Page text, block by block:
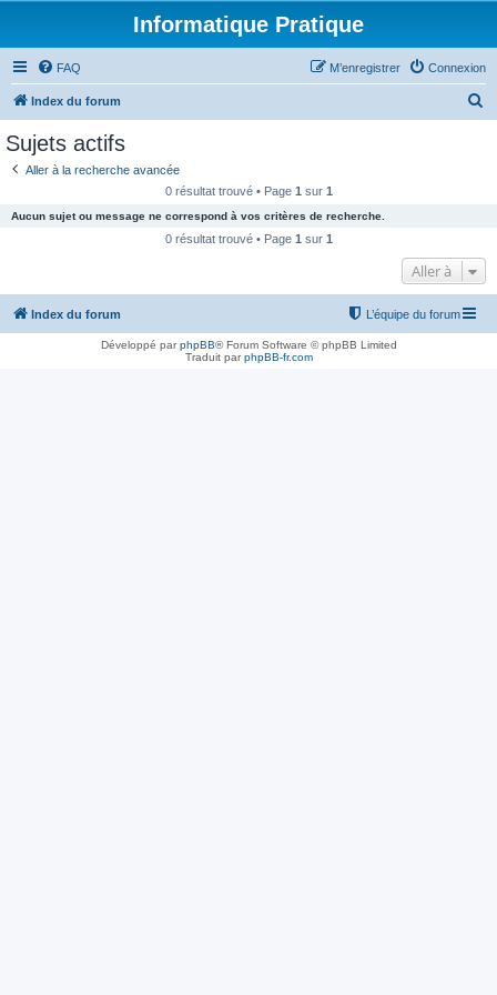
Informatique Pratique
FAQ Connexion
M’enregistrer
Index du forum
c
h
Sujets actifs
Aller à la recherche avancée
0 résultat trouvé • Page 1 sur 1
Aucun sujet ou message ne correspond à vos critères de recherche.
0 résultat trouvé • Page 1 sur 1
Aller à
Index du forum L’équipe du forum
Développé parphpBB® Forum Software © phpBB Limited
Traduit parphpBB-fr.com